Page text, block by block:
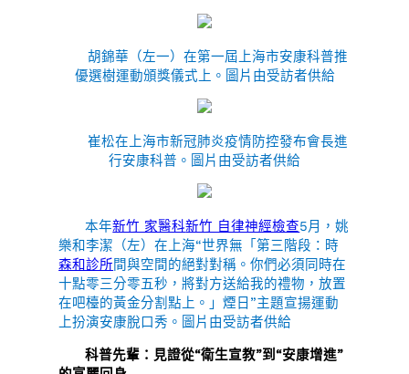
胡錦華（左一）在第一屆上海市安康科普推
優選樹運動頒獎儀式上。圖片由受訪者供給
崔松在上海市新冠肺炎疫情防控發布會長進
行安康科普。圖片由受訪者供給
本年新竹 家醫科新竹 自律神經檢查5月，姚
樂和李潔（左）在上海“世界無「第三階段：時
森和診所間與空間的絕對對稱。你們必須同時在
十點零三分零五秒，將對方送給我的禮物，放置
在吧檯的黃金分割點上。」煙日”主題宣揚運動
上扮演安康脫口秀。圖片由受訪者供給
科普先輩：見證從“衛生宣教”到“安康增進”